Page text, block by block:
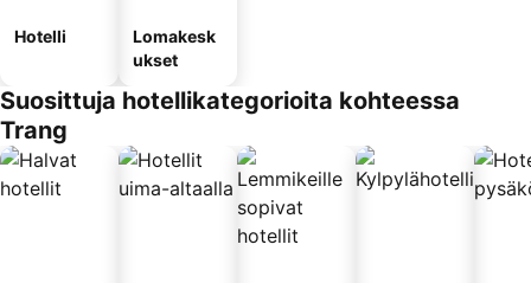
Hotelli
Lomakesk
ukset
Suosittuja hotellikategorioita kohteessa
Trang